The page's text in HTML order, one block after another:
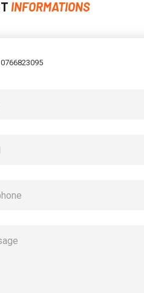
INFORMATIONS
0766823095